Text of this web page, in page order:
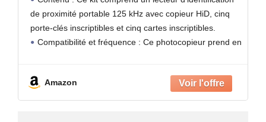
Blanches + 5 Porte-Clés Réinscriptibles
Andhid
de proximité portable 125 kHz avec copieur HiD, cinq
porte-clés inscriptibles et cinq cartes inscriptibles.
Compatibilité et fréquence : Ce photocopieur prend en
Amazon